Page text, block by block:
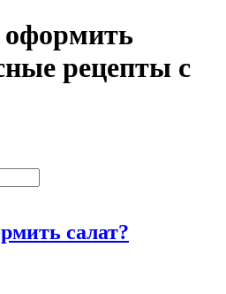
оформить
рецепты с
салат?